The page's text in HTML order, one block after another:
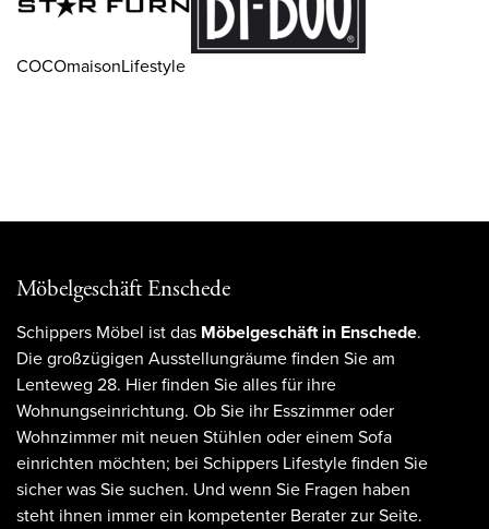
COCOmaisonLifestyle
Möbelgeschäft Enschede
Schippers Möbel ist das Möbelgeschäft in Enschede.
Die großzügigen Ausstellungräume finden Sie am
Lenteweg 28. Hier finden Sie alles für ihre
Wohnungseinrichtung. Ob Sie ihr Esszimmer oder
Wohnzimmer mit neuen Stühlen oder einem Sofa
einrichten möchten; bei Schippers Lifestyle finden Sie
sicher was Sie suchen. Und wenn Sie Fragen haben
steht ihnen immer ein kompetenter Berater zur Seite.